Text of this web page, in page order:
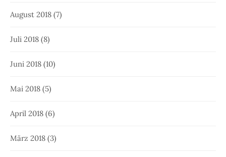
August 2018 (7)
Juli 2018 (8)
Juni 2018 (10)
Mai 2018 (5)
April 2018 (6)
März 2018 (3)